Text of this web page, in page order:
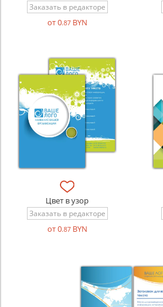
Заказать в редакторе
от 0.87BYN
Цвет в узор
Заказать в редакторе
от 0.87BYN